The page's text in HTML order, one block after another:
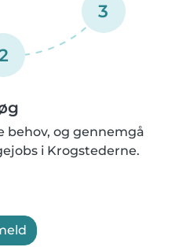
3
behov, og gennemgå
i Krogstederne.